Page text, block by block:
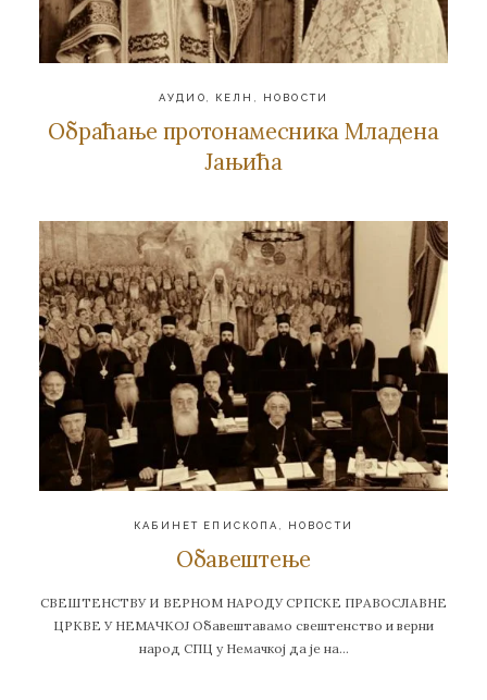
АУДИО, КЕЛН , НОВОСТИ
Обраћање протонамесника Младена
Јањића
КАБИНЕТ ЕПИСКОПА НОВОСТИ
Обавештење
СВЕШТЕНСТВУ И ВЕРНОМ НАРОДУ СРПСКЕ ПРАВОСЛАВНЕ
ЦРКВЕ У НЕМАЧКОЈ Обавештавамо свештенство и верни
народ СПЦ у Немачкој да је на…